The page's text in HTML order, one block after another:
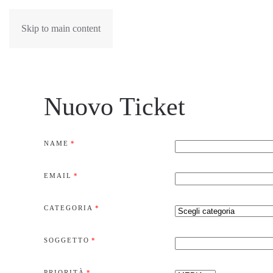
Skip to main content
Nuovo Ticket
NAME *
EMAIL *
CATEGORIA *
SOGGETTO *